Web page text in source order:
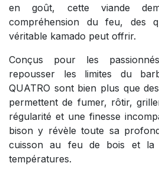
en goût, cette viande
compréhension du feu, des
véritable kamado peut offrir.
Conçus pour les
repousser les limites du
QUATRO sont bien plus que
permettent de fumer, rôtir,
régularité et une finesse
bison y révèle toute sa
cuisson au feu de bois et la
températures.